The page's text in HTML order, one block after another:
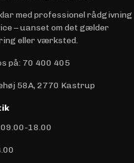
med professionel rådgivning
– uanset om det gælder
eller værksted.
på: 70 400 405
58A, 2770 Kastrup
18.00